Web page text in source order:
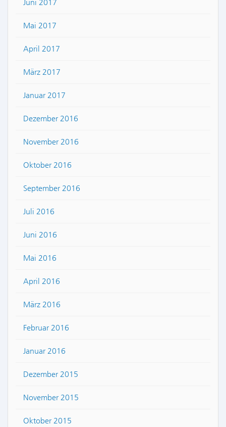
Juni 2017
Mai 2017
April 2017
März 2017
Januar 2017
Dezember 2016
November 2016
Oktober 2016
September 2016
Juli 2016
Juni 2016
Mai 2016
April 2016
März 2016
Februar 2016
Januar 2016
Dezember 2015
November 2015
Oktober 2015